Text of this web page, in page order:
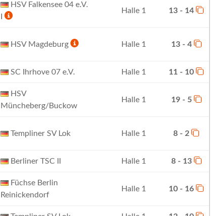
HSV Falkensee 04 e.V.
I
Halle 1 13 - 14
HSV Magdeburg Halle 1 13 - 4
SC Ihrhove 07 e.V. Halle 1 11 - 10
HSV
Müncheberg/Buckow
Halle 1 19 - 5
Templiner SV Lok Halle 1 8 - 2
Berliner TSC II Halle 1 8 - 13
Füchse Berlin
Reinickendorf
Halle 1 10 - 16